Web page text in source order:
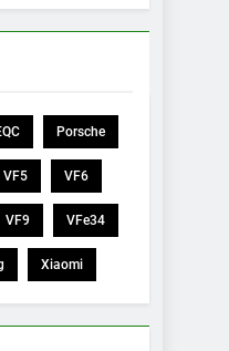
Porsche
VF5 VF6
VF9 VFe34
Xiaomi